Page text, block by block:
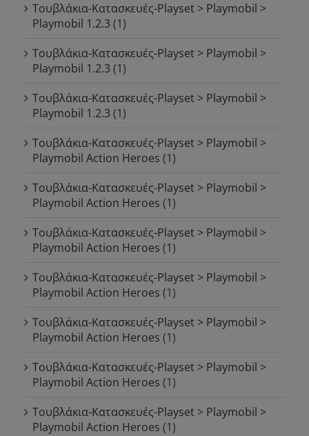
Τουβλάκια-Κατασκευές-Playset > Playmobil >
Playmobil 1.2.3 (1)
Τουβλάκια-Κατασκευές-Playset > Playmobil >
Playmobil 1.2.3 (1)
Τουβλάκια-Κατασκευές-Playset > Playmobil >
Playmobil 1.2.3 (1)
Τουβλάκια-Κατασκευές-Playset > Playmobil >
Playmobil Action Heroes (1)
Τουβλάκια-Κατασκευές-Playset > Playmobil >
Playmobil Action Heroes (1)
Τουβλάκια-Κατασκευές-Playset > Playmobil >
Playmobil Action Heroes (1)
Τουβλάκια-Κατασκευές-Playset > Playmobil >
Playmobil Action Heroes (1)
Τουβλάκια-Κατασκευές-Playset > Playmobil >
Playmobil Action Heroes (1)
Τουβλάκια-Κατασκευές-Playset > Playmobil >
Playmobil Action Heroes (1)
Τουβλάκια-Κατασκευές-Playset > Playmobil >
Playmobil Action Heroes (1)